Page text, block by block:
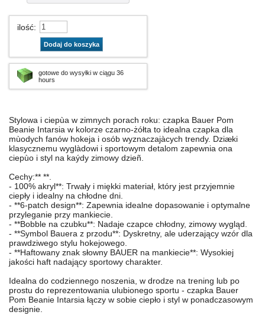
ilość:
Dodaj do koszyka
gotowe do wysyłki w ciągu 36
hours
Stylowa i ciepùa w zimnych porach roku: czapka Bauer Pom
Beanie Intarsia w kolorze czarno-żółta to idealna czapka dla
mùodych fanów hokeja i osób wyznaczajàcych trendy. Dziæki
klasycznemu wyglàdowi i sportowym detalom zapewnia ona
ciepùo i styl na kaýdy zimowy dzieñ.
Cechy:** **.
- 100% akryl**: Trwały i miękki materiał, który jest przyjemnie
ciepły i idealny na chłodne dni.
- **6-patch design**: Zapewnia idealne dopasowanie i optymalne
przyleganie przy mankiecie.
- **Bobble na czubku**: Nadaje czapce chłodny, zimowy wygląd.
- **Symbol Bauera z przodu**: Dyskretny, ale uderzający wzór dla
prawdziwego stylu hokejowego.
- **Haftowany znak słowny BAUER na mankiecie**: Wysokiej
jakości haft nadający sportowy charakter.
Idealna do codziennego noszenia, w drodze na trening lub po
prostu do reprezentowania ulubionego sportu - czapka Bauer
Pom Beanie Intarsia łączy w sobie ciepło i styl w ponadczasowym
designie.